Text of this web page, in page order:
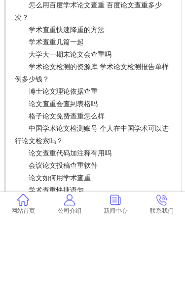
怎么用百度学术论文查重 百度论文查重多少
次？
学术查重快速降重的方法
学术查重几篇一起
大学大一期末论文会查重吗
学术论文检测的资源库 学术论文检测报告单样
例多少钱？
博士论文理论依据查重
论文查重会查到表格吗
格子论文免费查重怎么样
中国学术论文检测账号 个人在中国学术可以进
行论文检索吗？
论文查重代码加注释有用吗
会议论文投稿查重软件
论文如何用学术查重
学术查重快捷语句
论文表格的文字查重吗
核心论文一般要求查重多少
网站首页 公司介绍 新闻中心 联系我们